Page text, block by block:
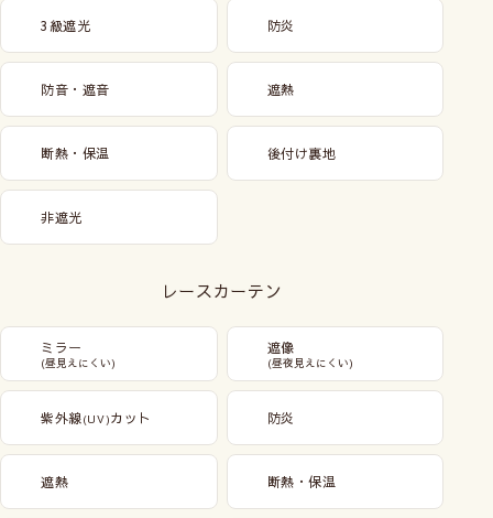
3級遮光 防炎
防音・遮音 遮熱
断熱・保温 後付け裏地
非遮光
レースカーテン
ミラー
(昼見えにくい)
遮像
(昼夜見えにくい)
紫外線(UV)カット 防炎
遮熱 断熱・保温